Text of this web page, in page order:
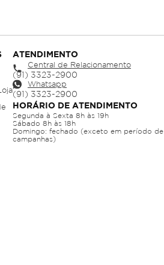
ATENDIMENTO
Central de Relacionamento
Whatsapp
HORÁRIO DE ATENDIMENTO
Segunda à Sexta 8h às 19h
Sábado 8h às 18h
Domingo: fechado (exceto em período de
campanhas)